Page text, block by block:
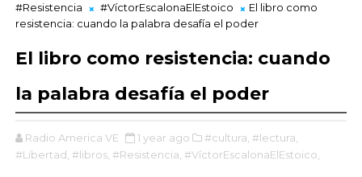
#Resistencia
#VíctorEscalonaElEstoico
El libro como
resistencia: cuando la palabra desafía el poder
El libro como resistencia: cuando
la palabra desafía el poder
Radio America VE 1 year ago #cultura, #lectura,
#Libertad, #libros, #Resistencia, #VíctorEscalonaElEstoico,